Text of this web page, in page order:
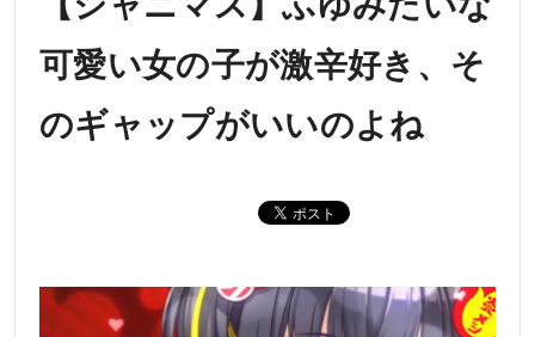
可愛い女の子が激辛好き、そ
のギャップがいいのよね